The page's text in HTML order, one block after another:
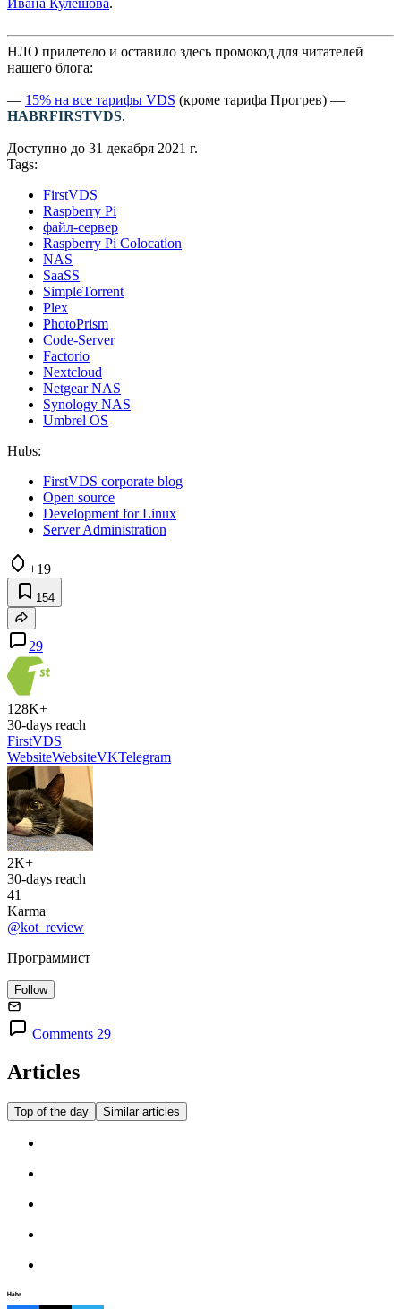
Ивана Кулешова.
НЛО прилетело и оставило здесь промокод для читателей
нашего блога:
— 15% на все тарифы VDS (кроме тарифа Прогрев) —
HABRFIRSTVDS.
Доступно до 31 декабря 2021 г.
Tags:
FirstVDS
Raspberry Pi
файл-сервер
Raspberry Pi Colocation
NAS
SaaSS
SimpleTorrent
Plex
PhotoPrism
Code-Server
Factorio
Nextcloud
Netgear NAS
Synology NAS
Umbrel OS
Hubs:
FirstVDS corporate blog
Open source
Development for Linux
Server Administration
+19
154
29
128K+
30-days reach
FirstVDS
WebsiteWebsiteVKTelegram
2K+
30-days reach
41
Karma
@kot_review
Программист
Follow
Comments 29
Articles
Top of the day Similar articles